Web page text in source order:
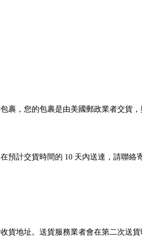
裹，您的包裹是由美國郵政業者交貨
計交貨時間的 10 天內送達，請聯絡
貨地址。送貨服務業者會在第二次送貨